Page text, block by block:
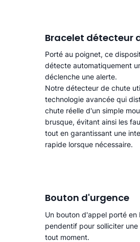
Bracelet détecteur
Porté au poignet, ce
détecte automatiquement
déclenche une alerte.​
Notre détecteur de chute
technologie avancée qui
chute réelle d'un simple
brusque, évitant ainsi les
tout en garantissant une
rapide lorsque nécessaire.
Bouton d'urgence
Un bouton d'appel porté en
pendentif pour solliciter une
tout moment.